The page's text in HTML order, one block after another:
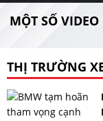
MỘT SỐ
THỊ TRƯỜNG